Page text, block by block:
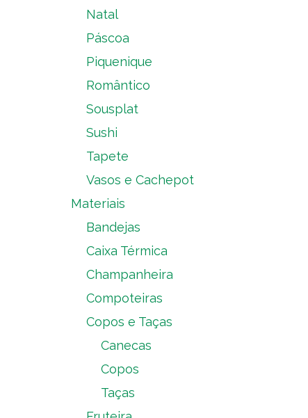
Natal
Páscoa
Piquenique
Romântico
Sousplat
Sushi
Tapete
Vasos e Cachepot
Materiais
Bandejas
Caixa Térmica
Champanheira
Compoteiras
Copos e Taças
Canecas
Copos
Taças